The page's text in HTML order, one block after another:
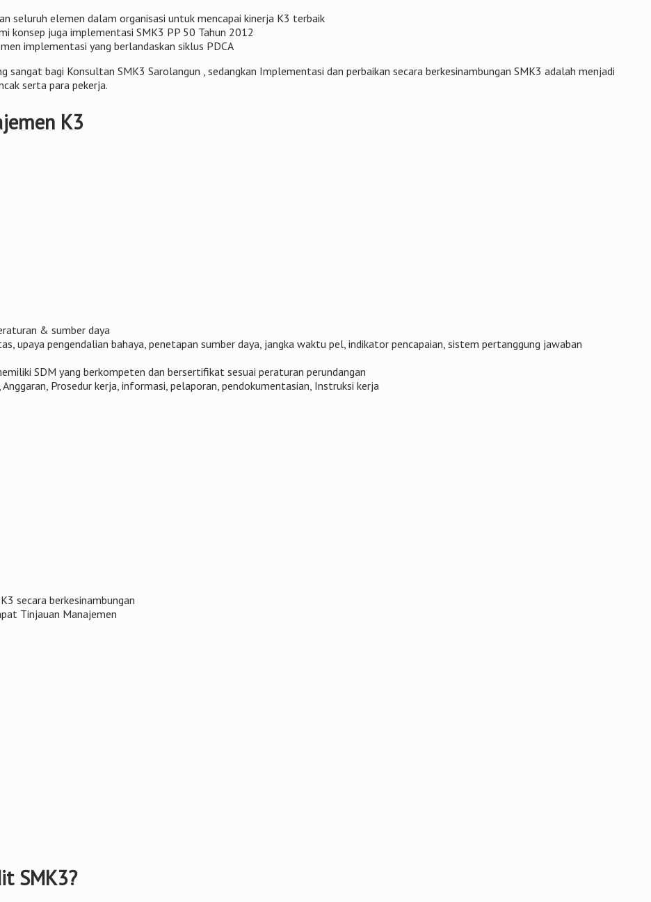
seluruh elemen dalam organisasi untuk mencapai kinerja K3 terbaik
konsep juga implementasi SMK3 PP 50 Tahun 2012
implementasi yang berlandaskan siklus PDCA
sangat bagi Konsultan SMK3 Sarolangun , sedangkan Implementasi dan perbaikan secara berkesinambungan SMK3 adalah menjadi
serta para pekerja.
K3
& sumber daya
upaya pengendalian bahaya, penetapan sumber daya, jangka waktu pel, indikator pencapaian, sistem pertanggung jawaban
SDM yang berkompeten dan bersertifikat sesuai peraturan perundangan
Prosedur kerja, informasi, pelaporan, pendokumentasian, Instruksi kerja
secara berkesinambungan
Tinjauan Manajemen
SMK3?